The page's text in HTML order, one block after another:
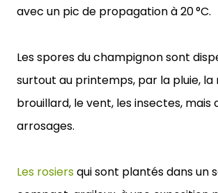
avec un pic de propagation à 20 °C.
Les spores du champignon sont
surtout au printemps, par la pluie, la
brouillard, le vent, les insectes, mais
arrosages.
Les rosiersqui sont plantés dans un